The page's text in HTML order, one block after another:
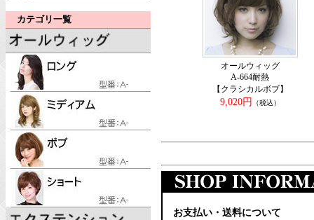
カテゴリ一覧
オールウィッグ
A-664耐熱
【クラシカルボブ】
9,020円
（税込）
お支払い・送料について